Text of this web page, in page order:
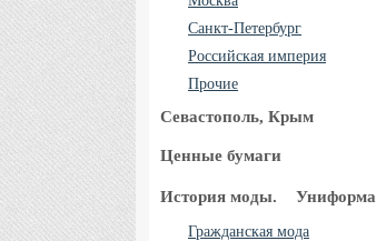
Санкт-Петербург
Российская империя
Прочие
Севастополь, Крым
Ценные бумаги
История моды. Униформа
Гражданская мода